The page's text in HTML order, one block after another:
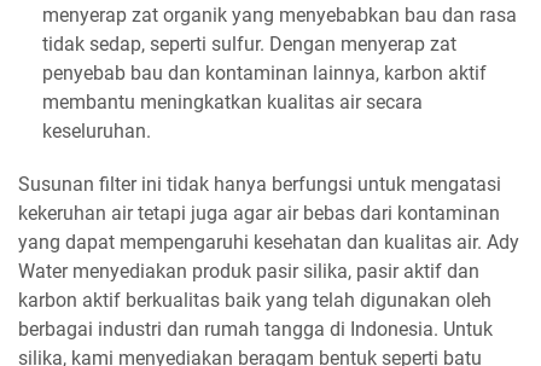
menyerap zat organik yang menyebabkan bau dan rasa
tidak sedap, seperti sulfur. Dengan menyerap zat
penyebab bau dan kontaminan lainnya, karbon aktif
membantu meningkatkan kualitas air secara
keseluruhan.
Susunan filter ini tidak hanya berfungsi untuk mengatasi
kekeruhan air tetapi juga agar air bebas dari kontaminan
yang dapat mempengaruhi kesehatan dan kualitas air. Ady
Water menyediakan produk pasir silika, pasir aktif dan
karbon aktif berkualitas baik yang telah digunakan oleh
berbagai industri dan rumah tangga di Indonesia. Untuk
silika, kami menyediakan beragam bentuk seperti batu